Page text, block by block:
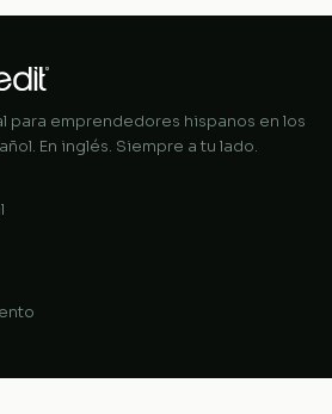
para emprendedores hispanos en los
En inglés. Siempre a tu lado.